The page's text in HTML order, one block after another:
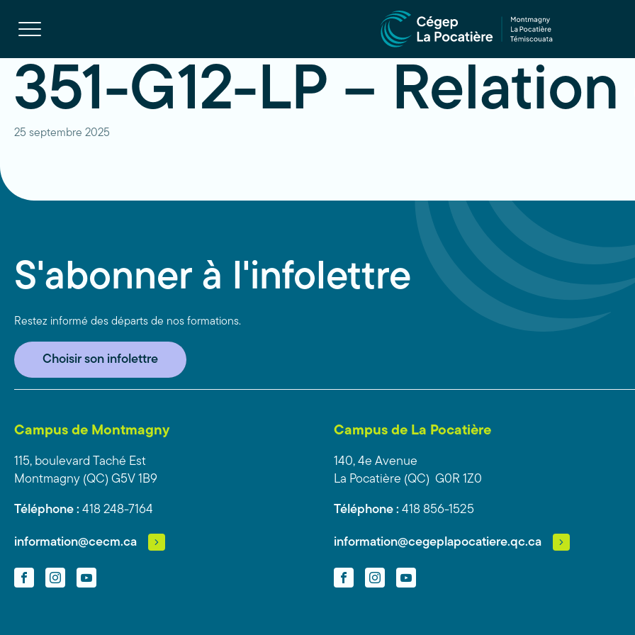
Ouvrir
la
site
351-G12-LP – Relation
25 septembre 2025
S'abonner à l'infolettre
Restez informé des départs de nos formations.
Choisir son infolettre
Campus de Montmagny
115, boulevard Taché Est
Montmagny (QC) G5V 1B9
Téléphone : 418 248-7164
information@cecm.ca
FacebookInstagramYouTube
Campus de La Pocatière
140, 4e Avenue
La Pocatière (QC) G0R 1Z0
Téléphone : 418 856-1525
information@cegeplapocatiere.qc.ca
FacebookInstagramYouTube